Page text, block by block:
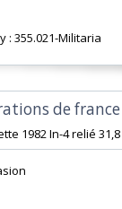
: 355.021-Militaria‎
de france‎
1982 In-4 relié